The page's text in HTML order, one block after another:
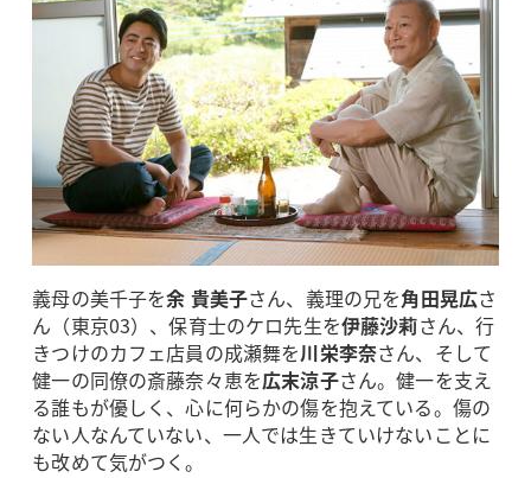
義母の美千子を余 貴美子さん、義理の兄を角田晃広さ
ん（東京03）、保育士のケロ先生を伊藤沙莉さん、行
きつけのカフェ店員の成瀬舞を川栄李奈さん、そして
健一の同僚の斎藤奈々恵を広末涼子さん。健一を支え
る誰もが優しく、心に何らかの傷を抱えている。傷の
ない人なんていない、一人では生きていけないことに
も改めて気がつく。